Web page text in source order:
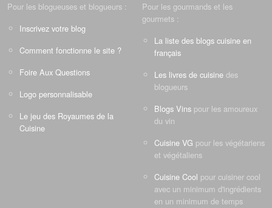
Pour les blogueuses et blogueurs :
Inscrivez votre blog
Comment fonctionne le site ?
Foire Aux Questions
Logo personnalisable
Le jeu des Royaumes de la
Cuisine
Pour les gourmands et les
gourmets :
La liste des blogs cuisine en
français
Les livres de cuisine des
blogueurs
Blogs Vins pour les amoureux
du vin
Cuisine VG pour les végétariens
et végétaliens
Cuisine Cool pour cuisiner cool
avec un minimum d'ingrédients
en un minimum de temps